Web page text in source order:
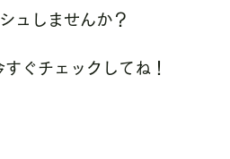
ュしませんか？
ぐチェックしてね！